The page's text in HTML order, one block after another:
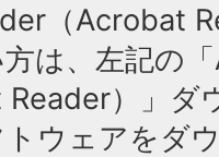
（Acrobat
は、左記の
）」ダ
ウェアをダ